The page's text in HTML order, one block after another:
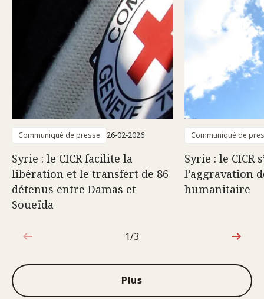
Communiqué de presse 26-02-2026
Syrie : le CICR facilite la
libération et le transfert de 86
détenus entre Damas et
Soueïda
Communiqué de
Syrie : le CICR
l’aggravation
humanitaire
1sur3
1/3
Plus